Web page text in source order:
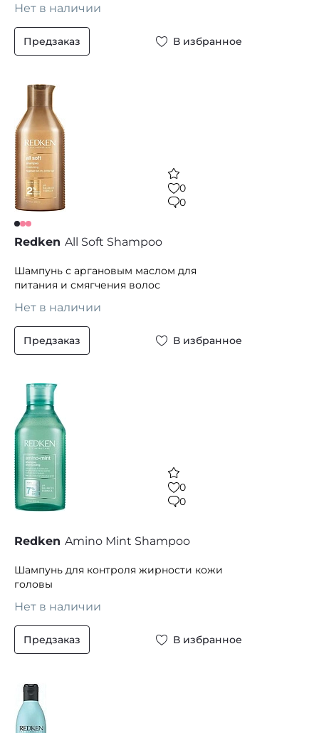
Нет в наличии
Предзаказ В избранное
0
0
Redken All Soft Shampoo
Шампунь с аргановым маслом для
питания и смягчения волос
Нет в наличии
Предзаказ В избранное
0
0
Redken Amino Mint Shampoo
Шампунь для контроля жирности кожи
головы
Нет в наличии
Предзаказ В избранное